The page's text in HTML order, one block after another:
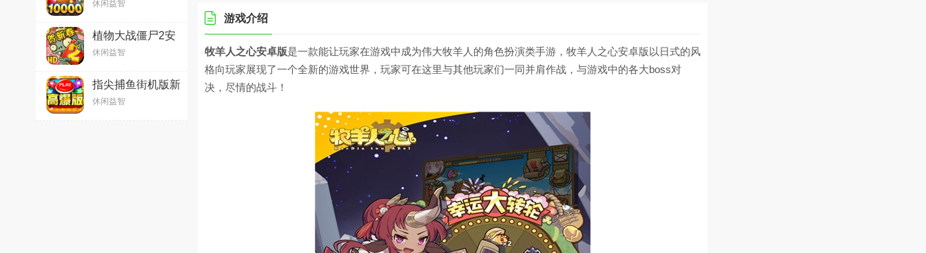
休闲益智
植物大战僵尸2安
卓版v3.4.4 官方中
文版
休闲益智
指尖捕鱼街机版新
版
2026v10.3.45.2.0
休闲益智
游戏介绍
牧羊人之心安卓版是一款能让玩家在游戏中成为伟大牧羊人的角色扮演类手游，牧羊人之心安卓版以日式的风
格向玩家展现了一个全新的游戏世界，玩家可在这里与其他玩家们一同并肩作战，与游戏中的各大boss对
决，尽情的战斗！